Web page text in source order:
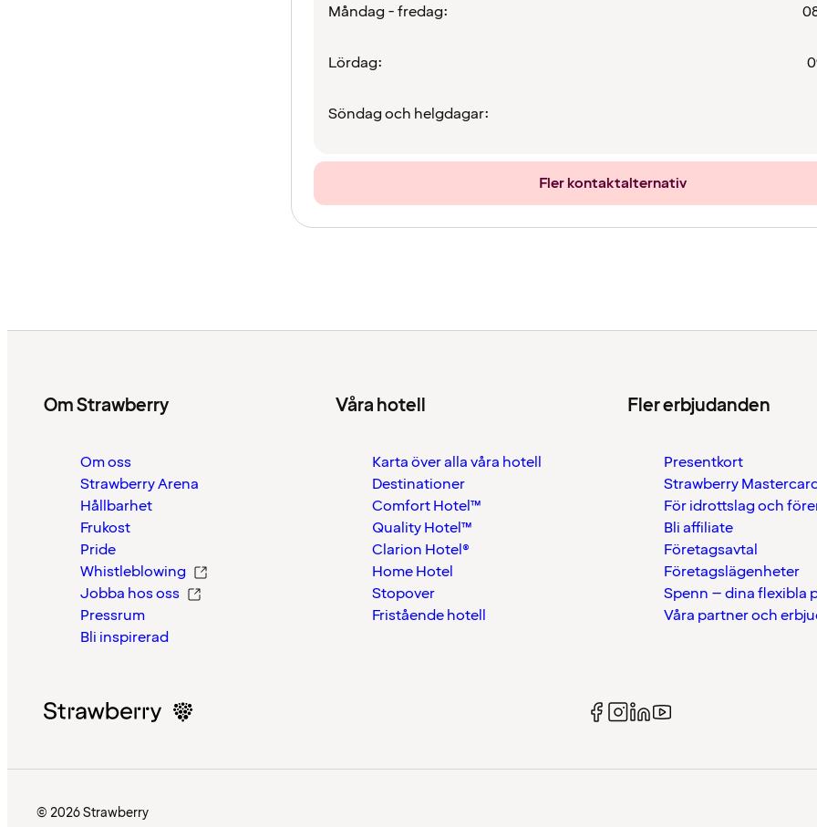
Måndag - fredag:
Lördag:
Söndag och helgdagar:
Fler kontaktalternativ
Om Strawberry
Om oss
Strawberry Arena
Hållbarhet
Frukost
Pride
Whistleblowing
Jobba hos oss
Pressrum
Bli inspirerad
Våra hotell
Karta över alla våra hotell
Destinationer
Comfort Hotel™
Quality Hotel™
Clarion Hotel®
Home Hotel
Stopover
Fristående hotell
Fler erbjudanden
Presentkort
Strawberry
För idrottslag och
Bli affiliate
Företagsavtal
Företagslägenheter
Spenn – dina flexibla
Våra partner och
© 2026 Strawberry